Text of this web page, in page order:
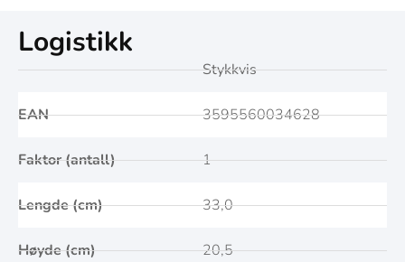
Logistikk
EAN
Faktor (antall)
Lengde (cm)
Høyde (cm)
Stykkvis
3595560034628
1
33,0
20,5